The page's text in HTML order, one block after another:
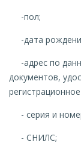
-пол;
-дата
-адрес по
документов,
- серия и
- СНИЛС;